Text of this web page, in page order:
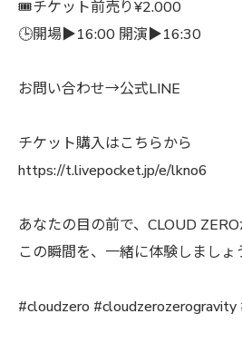
🎟️チケット前売り¥2.000
🕒開場▶︎16:00 開演▶︎16:30
お問い合わせ→公式LINE
チケット購入はこちらから
https://t.livepocket.jp/e/lkno6
あなたの目の前で、CLOUD ZERO
この瞬間を、一緒に体験しましょ
#cloudzero